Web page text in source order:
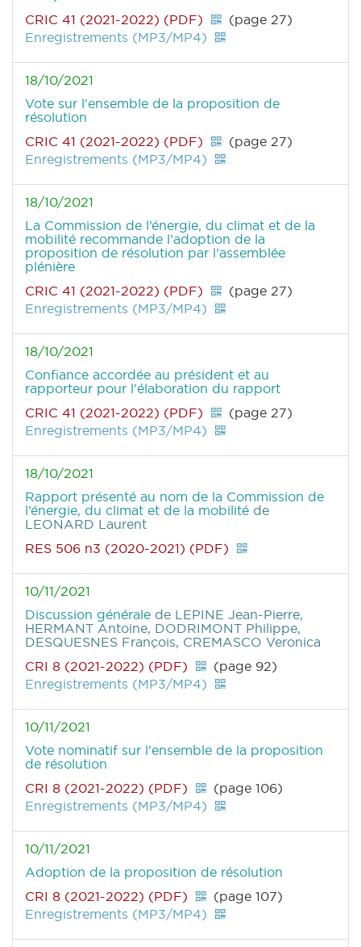
CRIC 41 (2021-2022) (PDF)
(page 27)
Enregistrements (MP3/MP4)
18/10/2021
Vote sur l'ensemble de la proposition de
résolution
CRIC 41 (2021-2022) (PDF)
(page 27)
Enregistrements (MP3/MP4)
18/10/2021
La Commission de l’énergie, du climat et de la
mobilité recommande l’adoption de la
proposition de résolution par l’assemblée
plénière
CRIC 41 (2021-2022) (PDF)
(page 27)
Enregistrements (MP3/MP4)
18/10/2021
Confiance accordée au président et au
rapporteur pour l'élaboration du rapport
CRIC 41 (2021-2022) (PDF)
(page 27)
Enregistrements (MP3/MP4)
18/10/2021
Rapport présenté au nom de la Commission de
l’énergie, du climat et de la mobilité de
LEONARD Laurent
RES 506 n3 (2020-2021) (PDF)
10/11/2021
Discussion générale de LEPINE Jean-Pierre,
HERMANT Antoine, DODRIMONT Philippe,
DESQUESNES François, CREMASCO Veronica
CRI 8 (2021-2022) (PDF)
(page 92)
Enregistrements (MP3/MP4)
10/11/2021
Vote nominatif sur l'ensemble de la proposition
de résolution
CRI 8 (2021-2022) (PDF)
(page 106)
Enregistrements (MP3/MP4)
10/11/2021
Adoption de la proposition de résolution
CRI 8 (2021-2022) (PDF)
(page 107)
Enregistrements (MP3/MP4)